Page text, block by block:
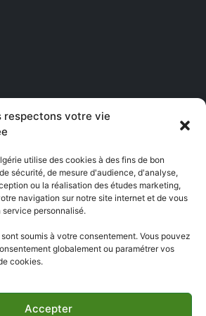
respectons votre vie
utilise des cookies à des fins de bon
sécurité, de mesure d'audience, d'analyse,
ou la réalisation des études marketing,
navigation sur notre site internet et de vous
personnalisé.
soumis à votre consentement. Vous pouvez
globalement ou paramétrer vos
cookies.
Accepter
Bab Ezzouar
:
Bab Ezzouar